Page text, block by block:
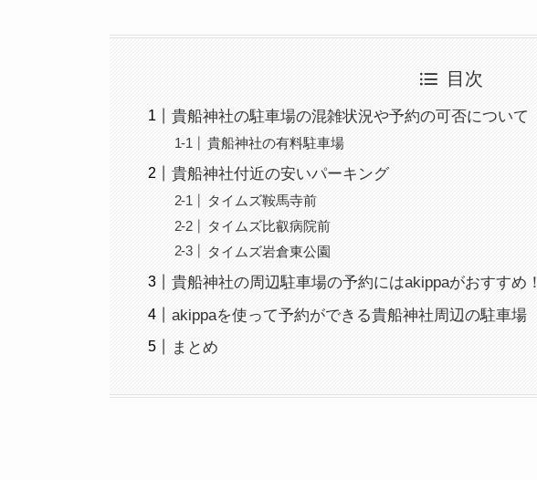
目次
貴船神社の駐車場の混雑状況や予約の可否について
貴船神社の有料駐車場
貴船神社付近の安いパーキング
タイムズ鞍馬寺前
タイムズ比叡病院前
タイムズ岩倉東公園
貴船神社の周辺駐車場の予約にはakippaがおすすめ！
akippaを使って予約ができる貴船神社周辺の駐車場
まとめ